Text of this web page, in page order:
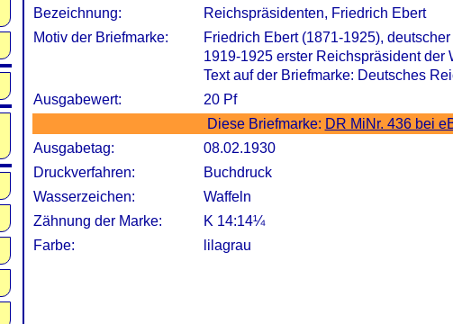
Bezeichnung:
Reichspräsidenten, Friedrich Ebert
Motiv der Briefmarke:
Friedrich Ebert (1871-1925),
1919-1925 erster Reichspräsident der
Text auf der Briefmarke: Deutsches
Ausgabewert:
20 Pf
Diese Briefmarke: DR MiNr. 436 bei
Ausgabetag:
08.02.1930
Druckverfahren:
Buchdruck
Wasserzeichen:
Waffeln
Zähnung der Marke:
K 14:14¼
Farbe:
lilagrau